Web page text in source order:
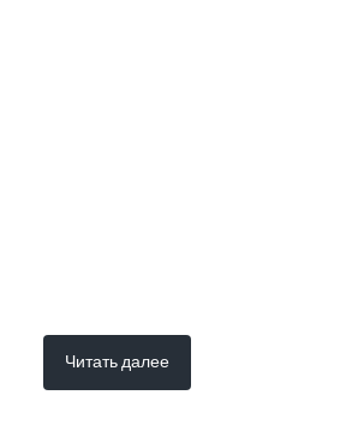
Читать далее